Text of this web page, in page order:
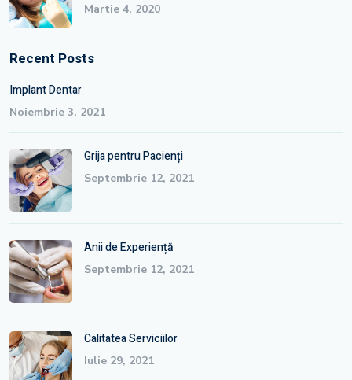
Martie 4, 2020
Recent Posts
Implant Dentar
Noiembrie 3, 2021
Grija pentru Pacienți
Septembrie 12, 2021
Anii de Experiență
Septembrie 12, 2021
Calitatea Serviciilor
Iulie 29, 2021